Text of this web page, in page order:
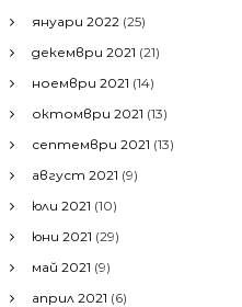
януари 2022 (25)
декември 2021 (21)
ноември 2021 (14)
октомври 2021 (13)
септември 2021 (13)
август 2021 (9)
юли 2021 (10)
юни 2021 (29)
май 2021 (9)
април 2021 (6)